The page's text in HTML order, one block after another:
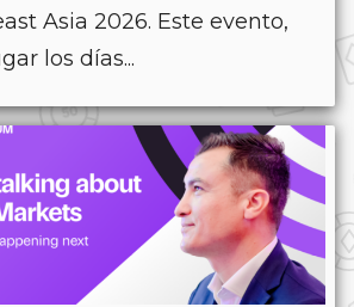
Asia 2026. Este evento,
los días...